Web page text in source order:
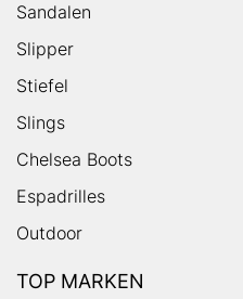
Sandalen
Slipper
Stiefel
Slings
Chelsea Boots
Espadrilles
Outdoor
TOP MARKEN